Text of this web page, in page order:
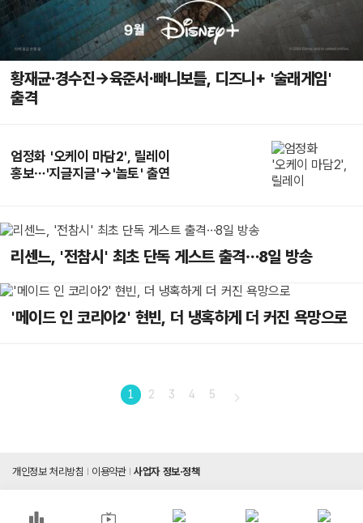
황재균·경수진→육준서·빠니보틀, 디즈니+ '술래게임'
출격
엄정화 '오케이 마담2', 릴레이
홍보…'지글지글'→'놀토' 출연
리센느, '전참시' 최초 단독 게스트 출격…8일 방송
'메이드 인 코리아2' 현빈, 더 냉혹하게 더 커진 욕망으로
1 2 3 4 5
개인정보 처리방침 이용약관 사업자 정보·정책